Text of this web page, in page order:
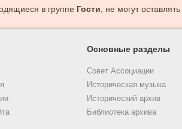
в группе Гости, не могут
Основные разделы
Совет Ассоциации
Историческая музыка
Исторический архив
Библиотека архива